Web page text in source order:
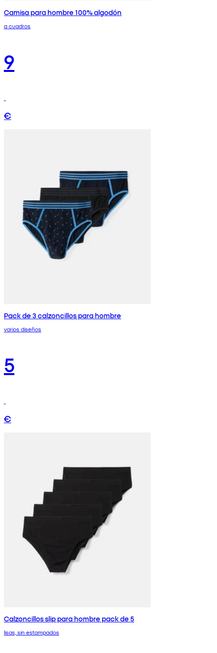
Camisa para hombre 100% algodón
a cuadros
9
€
Pack de 3 calzoncillos para hombre
varios diseños
5
€
Calzoncillos slip para hombre pack de 5
lisas, sin estampados